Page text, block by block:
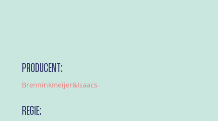
PRODUCENT:
Brenninkmeijer&Isaacs
REGIE: